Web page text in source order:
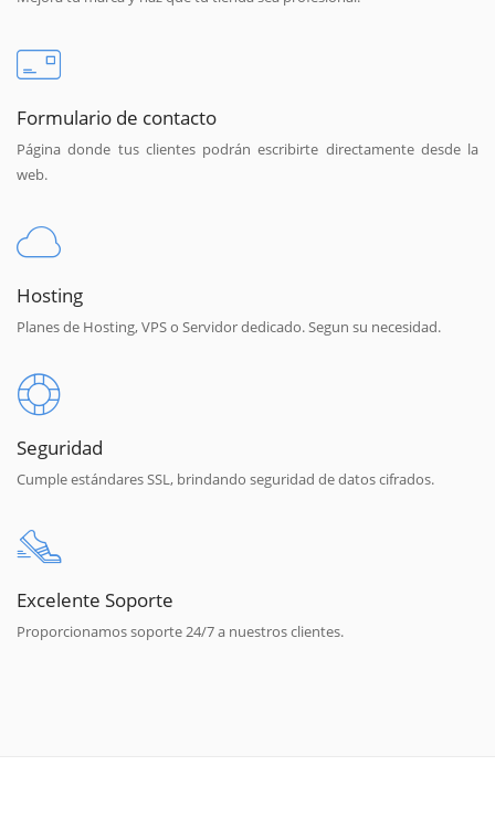
Formulario de contacto
Página donde tus clientes podrán escribirte directamente desde la
web.
Hosting
Planes de Hosting, VPS o Servidor dedicado. Segun su necesidad.
Seguridad
Cumple estándares SSL, brindando seguridad de datos cifrados.
Excelente Soporte
Proporcionamos soporte 24/7 a nuestros clientes.